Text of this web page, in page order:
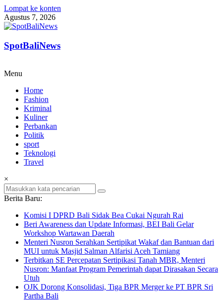
Lompat ke konten
Agustus 7, 2026
SpotBaliNews
Menu
Home
Fashion
Kriminal
Kuliner
Perbankan
Politik
sport
Teknologi
Travel
×
Berita Baru:
Komisi I DPRD Bali Sidak Bea Cukai Ngurah Rai
Beri Awareness dan Update Informasi, BEI Bali Gelar
Workshop Wartawan Daerah
Menteri Nusron Serahkan Sertipikat Wakaf dan Bantuan dari
MUI untuk Masjid Salman Alfarisi Aceh Tamiang
Terbitkan SE Percepatan Sertipikasi Tanah MBR, Menteri
Nusron: Manfaat Program Pemerintah dapat Dirasakan Secara
Utuh
OJK Dorong Konsolidasi, Tiga BPR Merger ke PT BPR Sri
Partha Bali